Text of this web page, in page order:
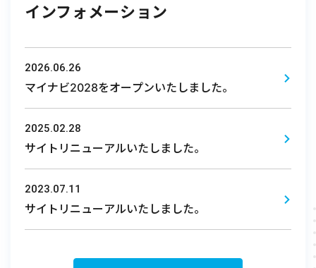
インフォメーション
2026.06.26
マイナビ2028をオープンいたしました。
2025.02.28
サイトリニューアルいたしました。
2023.07.11
サイトリニューアルいたしました。